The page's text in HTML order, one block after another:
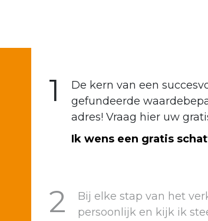
1
De kern van een
gefundeerde
adres! Vraag hier uw
Ik wens een gratis
2
Bij elke stap van het
persoonlijk en kijk ik